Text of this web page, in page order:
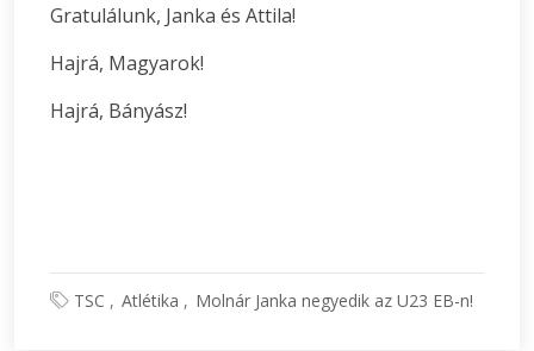
Gratulálunk, Janka és Attila!
Hajrá, Magyarok!
Hajrá, Bányász!
TSC Atlétika Molnár Janka negyedik az U23 EB-n!